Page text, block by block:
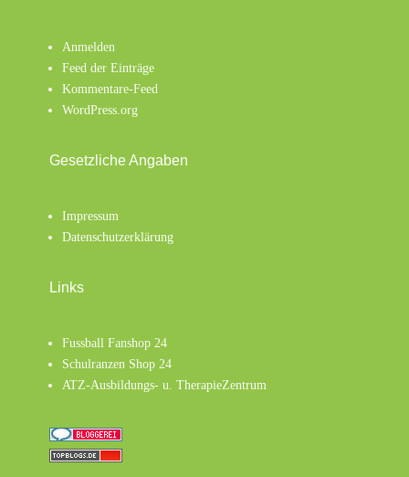
Anmelden
Feed der Einträge
Kommentare-Feed
WordPress.org
Gesetzliche Angaben
Impressum
Datenschutzerklärung
Links
Fussball Fanshop 24
Schulranzen Shop 24
ATZ-Ausbildungs- u. TherapieZentrum